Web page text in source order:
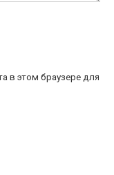
в этом браузере для